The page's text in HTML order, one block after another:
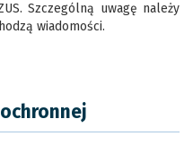
Szczególną uwagę należy
wiadomości.